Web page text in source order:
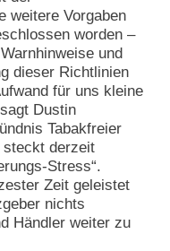
weitere Vorgaben
worden –
und
dieser Richtlinien
für uns kleine
Dustin
Tabakfreier
steckt derzeit
Stress“.
Zeit geleistet
nichts
Händler weiter zu